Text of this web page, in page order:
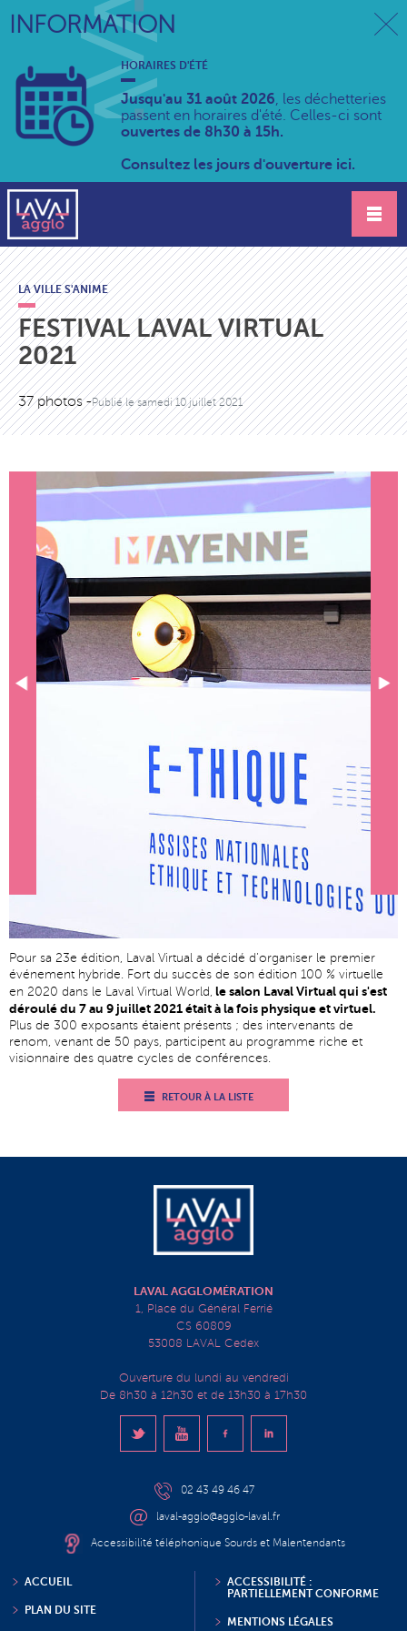
INFORMATION
HORAIRES D'ÉTÉ
Jusqu'au 31 août 2026, les déchetteries
passent en horaires d'été. Celles-ci sont
ouvertes de 8h30 à 15h.
Consultez les jours d'ouverture ici.
LA VILLE S'ANIME
FESTIVAL LAVAL VIRTUAL
2021
37 photos -Publié lesamedi 10 juillet 2021
Pour sa 23e édition, Laval Virtual a décidé d’organiser le premier
événement hybride. Fort du succès de son édition 100 % virtuelle
en 2020 dans le Laval Virtual World, le salon Laval Virtual qui s'est
déroulé du 7 au 9 juillet 2021 était à la fois physique et virtuel.
Plus de 300 exposants étaient présents ; des intervenants de
renom, venant de 50 pays, participent au programme riche et
visionnaire des quatre cycles de conférences.
RETOUR À LA LISTE
LAVAL AGGLOMÉRATION
1, Place du Général Ferrié
CS 60809
53008 LAVAL Cedex
Ouverture du lundi au vendredi
De 8h30 à 12h30 et de 13h30 à 17h30
02 43 49 46 47
laval-agglo@agglo-laval.fr
Accessibilité téléphonique Sourds et Malentendants
ACCUEIL
PLAN DU SITE
ACCESSIBILITÉ :
PARTIELLEMENT CONFORME
MENTIONS LÉGALES